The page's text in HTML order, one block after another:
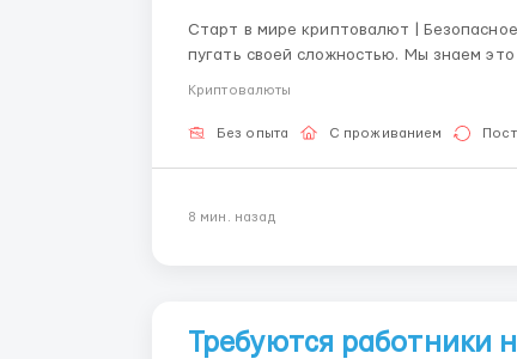
Старт в мире криптовалют | Безопасное обучение
пугать своей сложностью. Мы знаем
Криптовалюты
Без опыта С проживанием
8 мин. назад
Требуются работники